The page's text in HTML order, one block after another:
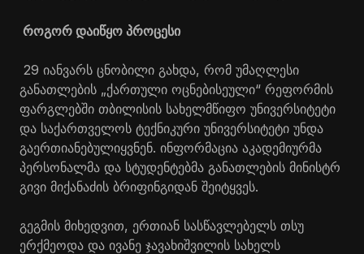
როგორ დაიწყო პროცესი
29 იანვარს ცნობილი გახდა, რომ უმაღლესი
განათლების „ქართული ოცნებისეული“ რეფორმის
ფარგლებში თბილისის სახელმწიფო უნივერსიტეტი
და საქართველოს ტექნიკური უნივერსიტეტი უნდა
გაერთიანებულიყვნენ. ინფორმაცია აკადემიურმა
პერსონალმა და სტუდენტებმა განათლების მინისტრ
გივი მიქანაძის ბრიფინგიდან შეიტყვეს.
გეგმის მიხედვით, ერთიან სასწავლებელს თსუ
ერქმეოდა და ივანე ჯავახიშვილის სახელს